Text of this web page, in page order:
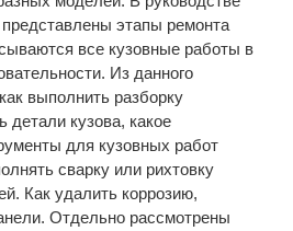
этапы ремонта
все кузовные работы в
Из данного
выполнить разборку
детали кузова, какое
для кузовных работ
сварку или рихтовку
Как удалить коррозию,
Отдельно рассмотрены